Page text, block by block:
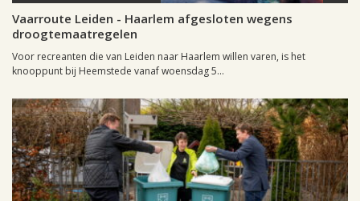
Vaarroute Leiden - Haarlem afgesloten wegens
droogtemaatregelen
Voor recreanten die van Leiden naar Haarlem willen varen, is het
knooppunt bij Heemstede vanaf woensdag 5...